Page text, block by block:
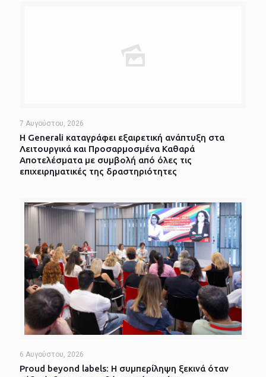
7 Αυγούστου, 2026
Η Generali καταγράφει εξαιρετική ανάπτυξη στα
Λειτουργικά και Προσαρμοσμένα Καθαρά
Αποτελέσματα με συμβολή από όλες τις
επιχειρηματικές της δραστηριότητες
6 Αυγούστου, 2026
Proud beyond labels: Η συμπερίληψη ξεκινά όταν